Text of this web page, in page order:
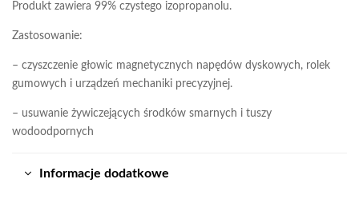
Produkt zawiera 99% czystego izopropanolu.
Zastosowanie:
– czyszczenie głowic magnetycznych napędów dyskowych, rolek
gumowych i urządzeń mechaniki precyzyjnej.
– usuwanie żywiczejących środków smarnych i tuszy
wodoodpornych
Informacje dodatkowe